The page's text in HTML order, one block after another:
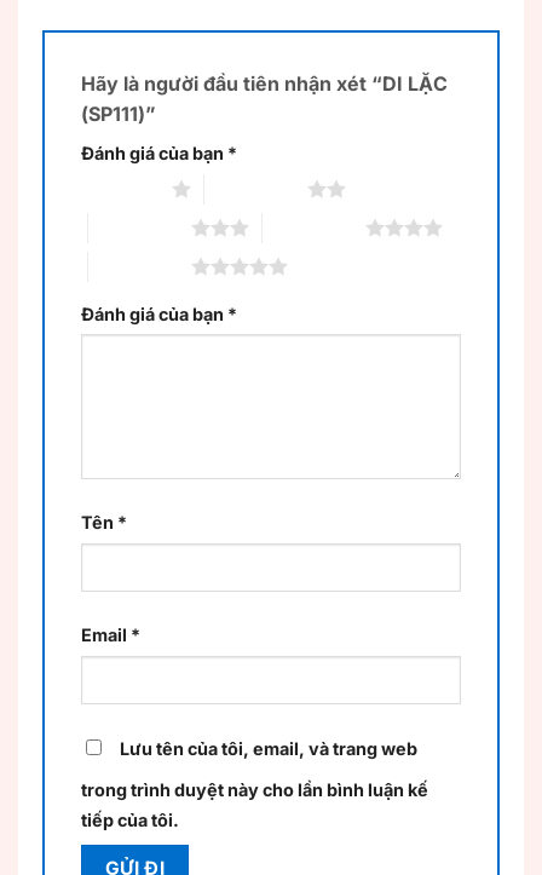
Hãy là người đầu tiên nhận xét “DI LẶC
(SP111)”
Đánh giá của bạn *
Đánh giá của bạn *
Tên *
Email *
Lưu tên của tôi, email, và trang web
trong trình duyệt này cho lần bình luận kế
tiếp của tôi.